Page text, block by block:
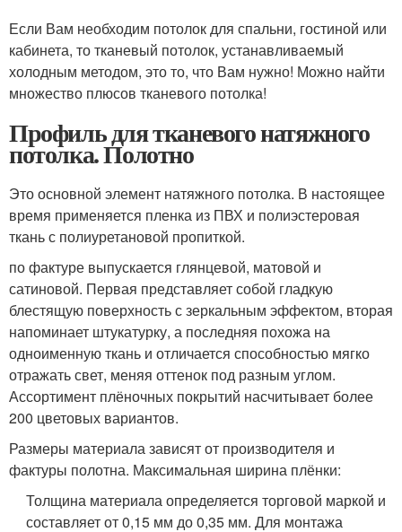
Если Вам необходим потолок для спальни, гостиной или
кабинета, то тканевый потолок, устанавливаемый
холодным методом, это то, что Вам нужно! Можно найти
множество плюсов тканевого потолка!
Профиль для тканевого натяжного
потолка. Полотно
Это основной элемент натяжного потолка. В настоящее
время применяется пленка из ПВХ и полиэстеровая
ткань с полиуретановой пропиткой.
по фактуре выпускается глянцевой, матовой и
сатиновой. Первая представляет собой гладкую
блестящую поверхность с зеркальным эффектом, вторая
напоминает штукатурку, а последняя похожа на
одноименную ткань и отличается способностью мягко
отражать свет, меняя оттенок под разным углом.
Ассортимент плёночных покрытий насчитывает более
200 цветовых вариантов.
Размеры материала зависят от производителя и
фактуры полотна. Максимальная ширина плёнки:
Толщина материала определяется торговой маркой и
составляет от 0,15 мм до 0,35 мм. Для монтажа